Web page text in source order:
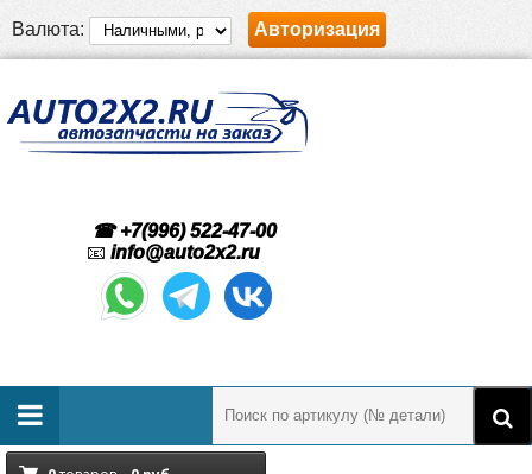
Валюта: Авторизация
☎ +7(996) 522-47-00
📧 info@auto2x2.ru